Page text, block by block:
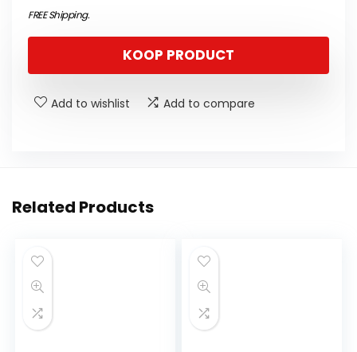
FREE Shipping.
KOOP PRODUCT
Add to wishlist Add to compare
Related Products